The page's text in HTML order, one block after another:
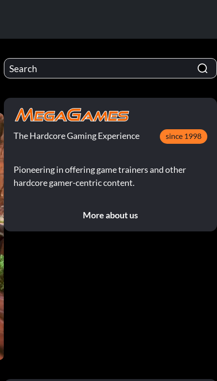
The Hardcore Gaming Experience since 1998
Pioneering in offering game trainers and other
hardcore gamer-centric content.
More about us